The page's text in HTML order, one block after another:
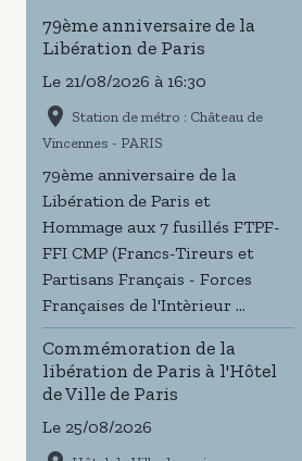
79ème anniversaire de la
Libération de Paris
Le 21/08/2026 à 16:30
Station de métro : Château de
Vincennes - PARIS
79ème anniversaire de la
Libération de Paris et
Hommage aux 7 fusillés FTPF-
FFI CMP (Francs-Tireurs et
Partisans Français - Forces
Françaises de l'Intèrieur ...
Commémoration de la
libération de Paris à l'Hôtel
de Ville de Paris
Le 25/08/2026